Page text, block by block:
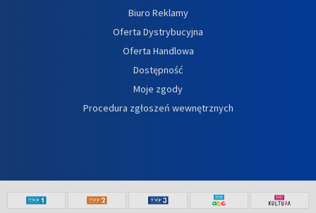
Biuro Reklamy
Oferta Dystrybucyjna
Oferta Handlowa
Dostępność
Moje zgody
Procedura zgłoszeń wewnętrznych